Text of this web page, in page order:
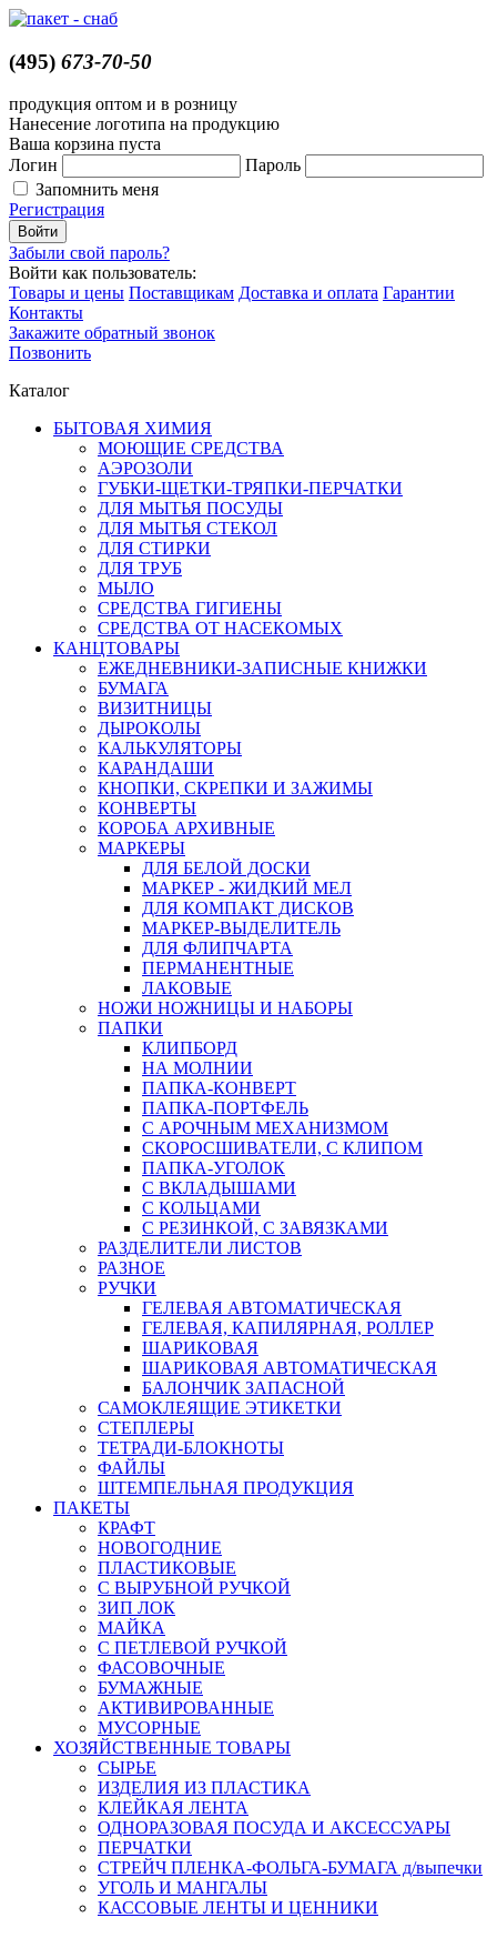
(495) 673-70-50
продукция оптом и в розницу
Нанесение логотипа на продукцию
Ваша корзина пуста
Логин
Пароль
Запомнить меня
Регистрация
Забыли свой пароль?
Войти как пользователь:
Товары и цены Поставщикам Доставка и оплата Гарантии
Контакты
Закажите обратный звонок
Позвонить
Каталог
БЫТОВАЯ ХИМИЯ
МОЮЩИЕ СРЕДСТВА
АЭРОЗОЛИ
ГУБКИ-ЩЕТКИ-ТРЯПКИ-ПЕРЧАТКИ
ДЛЯ МЫТЬЯ ПОСУДЫ
ДЛЯ МЫТЬЯ СТЕКОЛ
ДЛЯ СТИРКИ
ДЛЯ ТРУБ
МЫЛО
СРЕДСТВА ГИГИЕНЫ
СРЕДСТВА ОТ НАСЕКОМЫХ
КАНЦТОВАРЫ
ЕЖЕДНЕВНИКИ-ЗАПИСНЫЕ КНИЖКИ
БУМАГА
ВИЗИТНИЦЫ
ДЫРОКОЛЫ
КАЛЬКУЛЯТОРЫ
КАРАНДАШИ
КНОПКИ, СКРЕПКИ И ЗАЖИМЫ
КОНВЕРТЫ
КОРОБА АРХИВНЫЕ
МАРКЕРЫ
ДЛЯ БЕЛОЙ ДОСКИ
МАРКЕР - ЖИДКИЙ МЕЛ
ДЛЯ КОМПАКТ ДИСКОВ
МАРКЕР-ВЫДЕЛИТЕЛЬ
ДЛЯ ФЛИПЧАРТА
ПЕРМАНЕНТНЫЕ
ЛАКОВЫЕ
НОЖИ НОЖНИЦЫ И НАБОРЫ
ПАПКИ
КЛИПБОРД
НА МОЛНИИ
ПАПКА-КОНВЕРТ
ПАПКА-ПОРТФЕЛЬ
С АРОЧНЫМ МЕХАНИЗМОМ
СКОРОСШИВАТЕЛИ, С КЛИПОМ
ПАПКА-УГОЛОК
С ВКЛАДЫШАМИ
С КОЛЬЦАМИ
С РЕЗИНКОЙ, С ЗАВЯЗКАМИ
РАЗДЕЛИТЕЛИ ЛИСТОВ
РАЗНОЕ
РУЧКИ
ГЕЛЕВАЯ АВТОМАТИЧЕСКАЯ
ГЕЛЕВАЯ, КАПИЛЯРНАЯ, РОЛЛЕР
ШАРИКОВАЯ
ШАРИКОВАЯ АВТОМАТИЧЕСКАЯ
БАЛОНЧИК ЗАПАСНОЙ
САМОКЛЕЯЩИЕ ЭТИКЕТКИ
СТЕПЛЕРЫ
ТЕТРАДИ-БЛОКНОТЫ
ФАЙЛЫ
ШТЕМПЕЛЬНАЯ ПРОДУКЦИЯ
ПАКЕТЫ
КРАФТ
НОВОГОДНИЕ
ПЛАСТИКОВЫЕ
С ВЫРУБНОЙ РУЧКОЙ
ЗИП ЛОК
МАЙКА
С ПЕТЛЕВОЙ РУЧКОЙ
ФАСОВОЧНЫЕ
БУМАЖНЫЕ
АКТИВИРОВАННЫЕ
МУСОРНЫЕ
ХОЗЯЙСТВЕННЫЕ ТОВАРЫ
СЫРЬЕ
ИЗДЕЛИЯ ИЗ ПЛАСТИКА
КЛЕЙКАЯ ЛЕНТА
ОДНОРАЗОВАЯ ПОСУДА И АКСЕССУАРЫ
ПЕРЧАТКИ
СТРЕЙЧ ПЛЕНКА-ФОЛЬГА-БУМАГА д/выпечки
УГОЛЬ И МАНГАЛЫ
КАССОВЫЕ ЛЕНТЫ И ЦЕННИКИ